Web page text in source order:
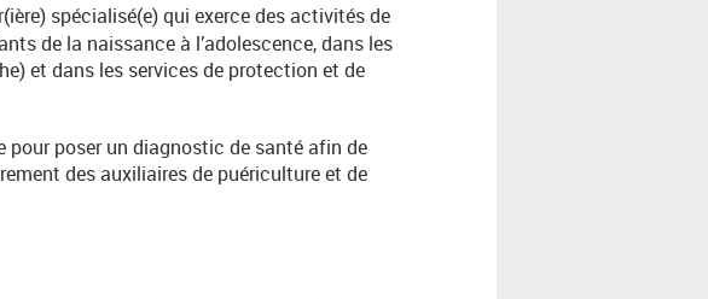
spécialisé(e) qui exerce des activités de
de la naissance à l’adolescence, dans les
et dans les services de protection et de
pour poser un diagnostic de santé afin de
des auxiliaires de puériculture et de